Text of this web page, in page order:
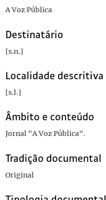
A Voz Pública
Destinatário
[s.n.]
Localidade descritiva
[s.l.]
Âmbito e conteúdo
Jornal "A Voz Pública".
Tradição documental
Original